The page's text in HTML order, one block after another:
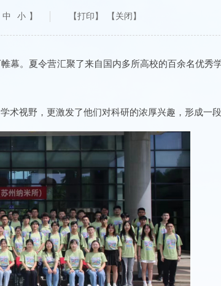
中 小 】 【关闭】
幕。夏令营汇聚了来自国内多所高校的百余名优秀
视野，更激发了他们对科研的浓厚兴趣，形成一